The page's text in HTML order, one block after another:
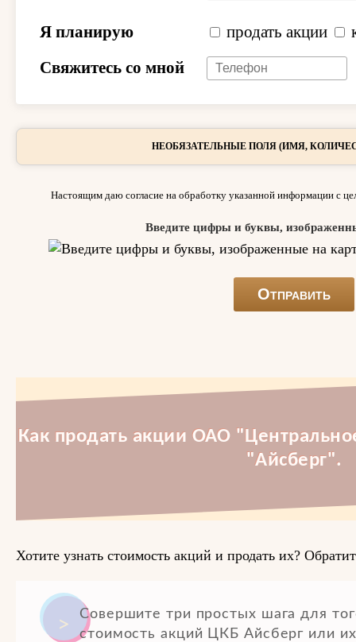
Я планирую продать акции
Свяжитесь со мной
НЕОБЯЗАТЕЛЬНЫЕ ПОЛЯ (ИМЯ,
Настоящим даю согласие на обработку указанной информации с
Введите цифры и буквы,
Как продать акции ОАО
"Айсберг".
Хотите узнать стоимость акций и продать их?
Совершите три простых шага для
стоимость акций ЦКБ Айсберг или